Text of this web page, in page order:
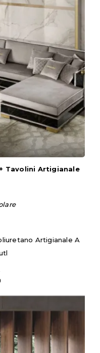
Tavolini Artigianale
Artigianale A